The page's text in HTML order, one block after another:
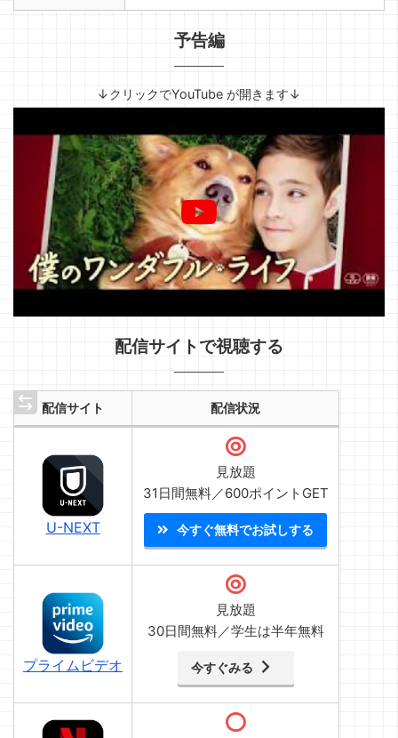
予告編
↓クリックでYouTube が開きます↓
配信サイトで視聴する
配信サイト 配信状況
U-NEXT
見放題
31日間無料／600ポイントGET
今すぐ無料でお試しする
プライムビデオ
見放題
30日間無料／学生は半年無料
今すぐみる